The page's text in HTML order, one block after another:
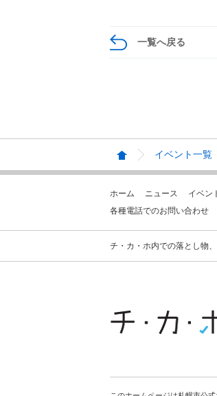
一覧へ戻る
イベント一覧
ホーム ニュース イベン
各種電話でのお問い合わせ
チ・カ・ホ内での落とし物